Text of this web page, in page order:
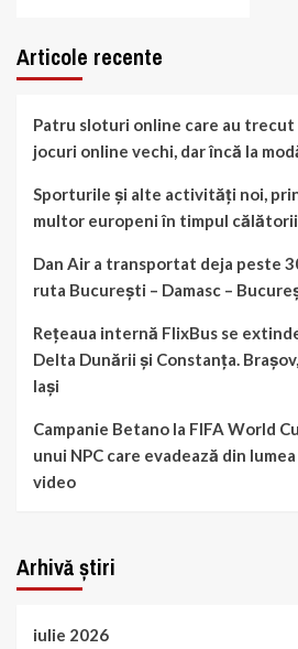
Articole recente
Patru sloturi online care au
jocuri online vechi, dar încă la
Sporturile și alte activități noi,
multor europeni în timpul
Dan Air a transportat deja peste
ruta București – Damasc –
Rețeaua internă FlixBus se
Delta Dunării și Constanța.
Iași
Campanie Betano la FIFA World
unui NPC care evadează din
video
Arhivă știri
iulie 2026